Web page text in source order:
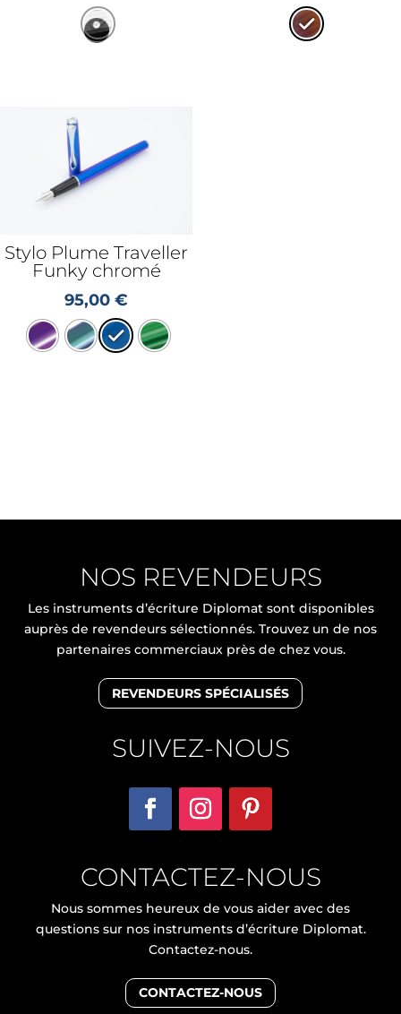
Stylo Plume Traveller
Funky chromé
95,00€
NOS REVENDEURS
Les instruments d’écriture Diplomat sont disponibles
auprès de revendeurs sélectionnés. Trouvez un de nos
partenaires commerciaux près de chez vous.
REVENDEURS SPÉCIALISÉS
SUIVEZ-NOUS
CONTACTEZ-NOUS
Nous sommes heureux de vous aider avec des
questions sur nos instruments d’écriture Diplomat.
Contactez-nous.
CONTACTEZ-NOUS